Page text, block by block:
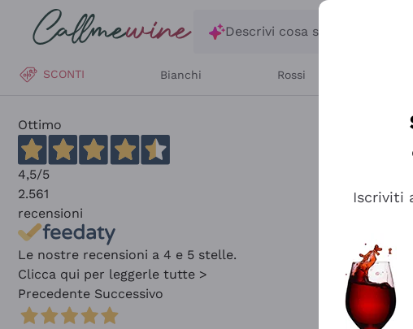
Salta al contenuto principale
Descrivi cosa stai cercando
SCONTI Bianchi Rossi
Ottimo
4,5/5
2.561
recensioni
Le nostre recensioni a 4 e 5 stelle.
Clicca qui per leggerle tutte >
Precedente Successivo
Iscriviti